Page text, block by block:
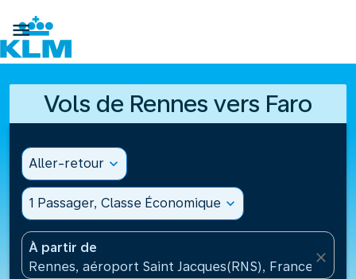

Vols de Rennes vers Faro
Aller-retour expand_more
1 Passager, Classe Économique expand_more
À partir de
Rennes, aéroport Saint Jacques(RNS), France
close